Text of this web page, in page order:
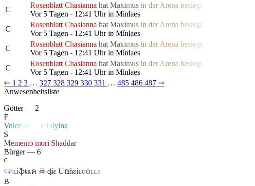
C
Rosenblatt Chasianna hat Maximus in derArena besiegt.
Vor 5 Tagen - 12:41 Uhr in Mínlaes
C
Rosenblatt Chasianna hat Maximus in derArena besiegt.
Vor 5 Tagen - 12:41 Uhr in Mínlaes
C
Rosenblatt Chasianna hat Maximus in derArena besiegt.
Vor 5 Tagen - 12:41 Uhr in Mínlaes
C
Rosenblatt Chasianna hat Maximus in derArena besiegt.
Vor 5 Tagen - 12:41 Uhr in Mínlaes
⇽ 1 2 3 … 327 328 329 330 331 … 485 486 487 ⇾
Anwesenheitsliste
Götter — 2
F
Voice of e Filyina
S
Memento mori Shaddar
Bürger — 6
¢
¢คʟɨֆȶʀค ☠ ɖɨɛ Uռɦɛɨʟʋօʟʟɛ
B